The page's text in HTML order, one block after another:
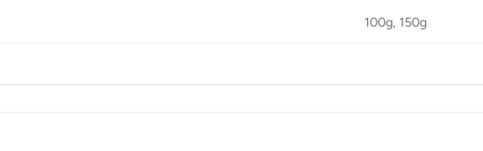
100g, 150g